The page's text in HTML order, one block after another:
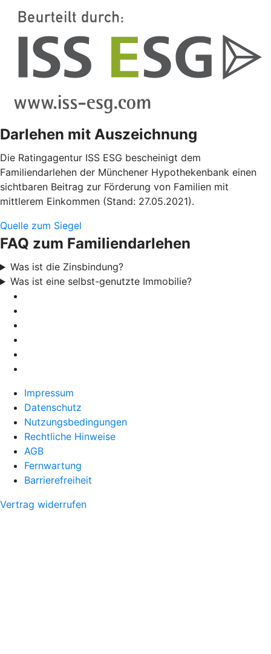
Darlehen mit Auszeichnung
Die Ratingagentur ISS ESG bescheinigt dem
Familiendarlehen der Münchener Hypothekenbank einen
sichtbaren Beitrag zur Förderung von Familien mit
mittlerem Einkommen (Stand: 27.05.2021).
Quelle zum Siegel
FAQ zum Familiendarlehen
Was ist die Zinsbindung?
Was ist eine selbst-genutzte Immobilie?
Impressum
Datenschutz
Nutzungsbedingungen
Rechtliche Hinweise
AGB
Fernwartung
Barrierefreiheit
Vertrag widerrufen